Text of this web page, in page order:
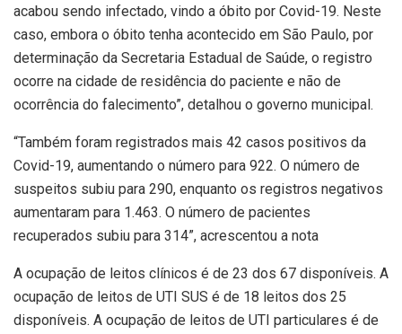
acabou sendo infectado, vindo a óbito por Covid-19. Neste
caso, embora o óbito tenha acontecido em São Paulo, por
determinação da Secretaria Estadual de Saúde, o registro
ocorre na cidade de residência do paciente e não de
ocorrência do falecimento”, detalhou o governo municipal.
“Também foram registrados mais 42 casos positivos da
Covid-19, aumentando o número para 922. O número de
suspeitos subiu para 290, enquanto os registros negativos
aumentaram para 1.463. O número de pacientes
recuperados subiu para 314”, acrescentou a nota
A ocupação de leitos clínicos é de 23 dos 67 disponíveis. A
ocupação de leitos de UTI SUS é de 18 leitos dos 25
disponíveis. A ocupação de leitos de UTI particulares é de